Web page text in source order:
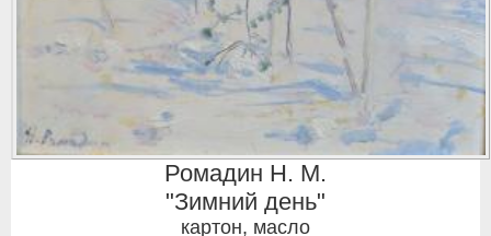
Ромадин Н. М.
"Зимний день"
картон, масло